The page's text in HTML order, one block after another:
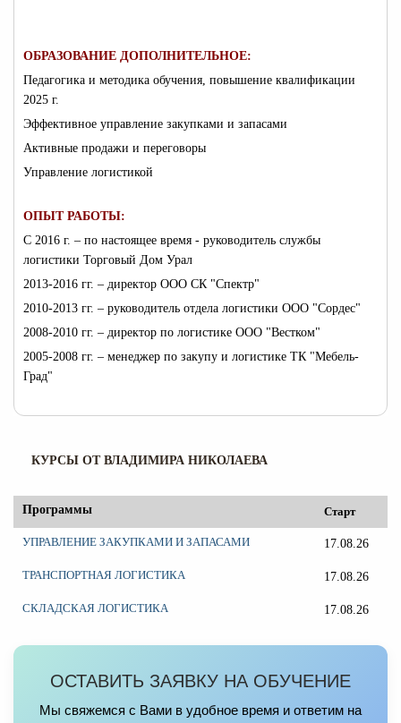
ОБРАЗОВАНИЕ ДОПОЛНИТЕЛЬНОЕ:
Педагогика и методика обучения, повышение квалификации
2025 г.
Эффективное управление закупками и запасами
Активные продажи и переговоры
Управление логистикой
ОПЫТ РАБОТЫ:
С 2016 г. – по настоящее время - руководитель службы
логистики Торговый Дом Урал
2013-2016 гг. – директор ООО СК "Спектр"
2010-2013 гг. – руководитель отдела логистики ООО "Сордес"
2008-2010 гг. – директор по логистике ООО "Вестком"
2005-2008 гг. – менеджер по закупу и логистике ТК "Мебель-
Град"
КУРСЫ ОТ ВЛАДИМИРА НИКОЛАЕВА
Программы Старт
УПРАВЛЕНИЕ ЗАКУПКАМИ И ЗАПАСАМИ 17.08.26
ТРАНСПОРТНАЯ ЛОГИСТИКА 17.08.26
СКЛАДСКАЯ ЛОГИСТИКА 17.08.26
ОСТАВИТЬ ЗАЯВКУ НА ОБУЧЕНИЕ
Мы свяжемся с Вами в удобное время и ответим на